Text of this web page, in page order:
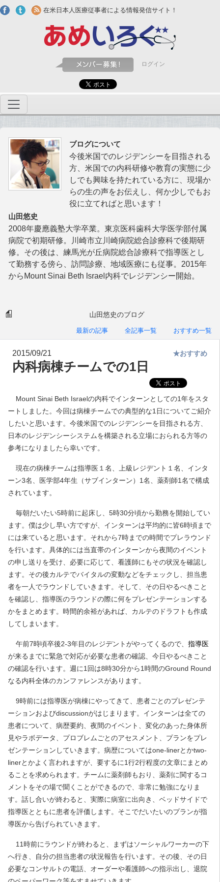
Skip to main content
在米日本人医療従事者による情報発信サイト！
ログイン
ブログについて
今後米国でのレジデンシーを目指される
方、米国での内科研修や教育の実態に少
しでも興味を持たれている方に、現場か
らの生の声をお伝えし、何か少しでもお
役に立てればと思います！
山田悠史
2008年慶應義塾大学卒業。東京医科歯科大学医学部付属
病院で初期研修。川崎市立川崎病院総合診療科で後期研
修。その後は、練馬光が丘病院総合診療科で指導医とし
て勤務する傍ら、訪問診療、地域医療にも従事。2015年
からMount Sinai Beth Israel内科でレジデンシー開始。
山田悠史のブログ
最新の記事 全記事一覧 おすすめ一覧
2015/09/21
内科病棟チームでの1日
★おすすめ
Mount Sinai Beth Israelの内科でインターンとしての1年をスタ
ートしました。今回は病棟チームでの典型的な1日についてご紹介
したいと思います。今後米国でのレジデンシーを目指される方、
日本のレジデンシーシステムを構築される立場におられる方等の
参考になりましたら幸いです。
現在の病棟チームは指導医１名、上級レジデント１名、インタ
ーン3名、医学部4年生（サブインターン）1名、薬剤師1名で構成
されています。
毎朝だいたい5時前に起床し、5時30分頃から勤務を開始してい
ます。僕は少し早い方ですが、インターンは平均的に皆6時頃まで
には来ていると思います。それから7時までの時間でプレラウンド
を行います。具体的には当直帯のインターンから夜間のイベント
の申し送りを受け、必要に応じて、看護師にもその状況を確認し
ます。その後カルテでバイタルの変動などをチェックし、担当患
者を一人でラウンドしていきます。そして、その日やるべきこと
を確認し、指導医のラウンドの際に何をプレゼンテーションする
かをまとめます。時間的余裕があれば、カルテのドラフトも作成
してしまいます。
午前7時頃卒後2-3年目のレジデントがやってくるので、 指導医
が来るまでに緊急で対応が必要な患者の確認、今日やるべきこと
の確認を行います。 週に1回は8時30分から1時間のGround Round
なる内科全体のカンファレンスがあります。
9時前には指導医が病棟にやってきて、患者ごとのプレゼンテ
ーションおよびdiscussionがはじまります。インターンは全ての
患者について、病歴要約、夜間のイベント、変化のあった身体所
見やラボデータ、プロブレムごとのアセスメント、プランをプレ
ゼンテーションしていきます。病歴についてはone-linerとかtwo-
linerとかよく言われますが、要するに1行2行程度の文章にまとめ
ることを求められます。チームに薬剤師もおり、薬剤に関するコ
メントをその場で聞くことができるので、非常に勉強になりま
す。話し合いが終わると、実際に病室に出向き、ベッドサイドで
指導医とともに患者を評価します。そこでだいたいのプランが指
導医から告げられていきます。
11時前にラウンドが終わると、まずはソーシャルワーカーの下
へ行き、自分の担当患者の状況報告を行います。その後、その日
必要なコンサルトの電話、オーダーや看護師への指示出し、退院